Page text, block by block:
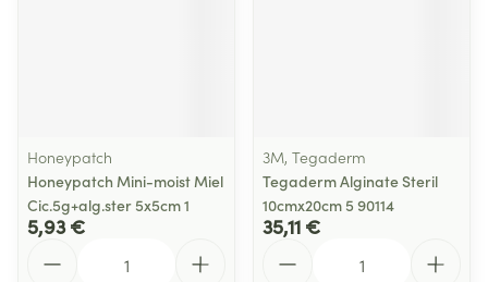
Honeypatch
Honeypatch Mini-moist Miel
Cic.5g+alg.ster 5x5cm 1
5,93 €
3M, Tegaderm
Tegaderm Alginate Steril
10cmx20cm 5 90114
35,11 €